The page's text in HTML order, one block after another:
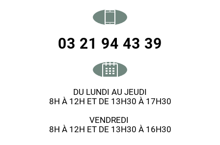
03 21 94 43 39
DU LUNDI AU JEUDI
8H À 12H ET DE 13H30 À 17H30
VENDREDI
8H À 12H ET DE 13H30 À 16H30